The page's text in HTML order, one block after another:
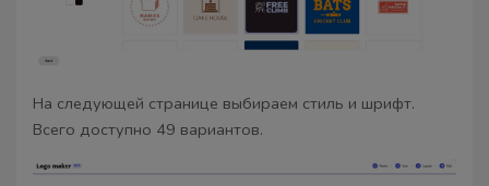
На следующей странице выбираем стиль и шрифт.
Всего доступно 49 вариантов.